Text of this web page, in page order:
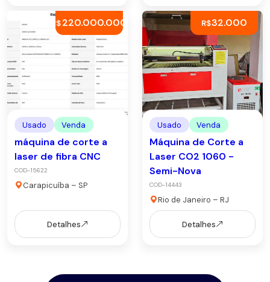
R$220.000.000
Usado Venda
máquina de corte a
laser de fibra CNC
COD-15622
Carapicuíba – SP
Detalhes
R$32.000
Usado Venda
Máquina de Corte a
Laser CO2 1060 -
Semi-Nova
COD-14443
Rio de Janeiro – RJ
Detalhes